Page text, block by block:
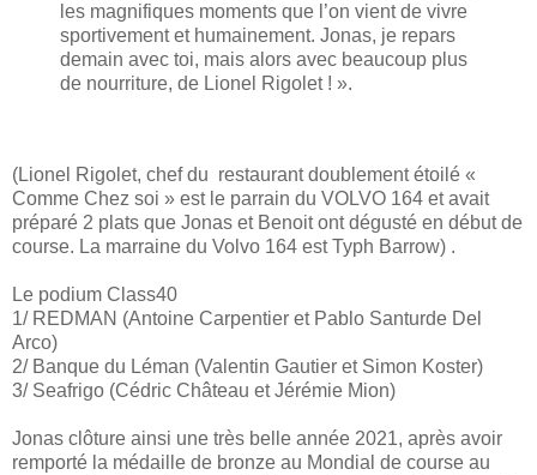
les magnifiques moments que l’on vient de vivre
sportivement et humainement. Jonas, je repars
demain avec toi, mais alors avec beaucoup plus
de nourriture, de Lionel Rigolet ! ».
(Lionel Rigolet, chef du restaurant doublement étoilé «
Comme Chez soi » est le parrain du VOLVO 164 et avait
préparé 2 plats que Jonas et Benoit ont dégusté en début de
course. La marraine du Volvo 164 est Typh Barrow) .
Le podium Class40
1/ REDMAN (Antoine Carpentier et Pablo Santurde Del
Arco)
2/ Banque du Léman (Valentin Gautier et Simon Koster)
3/ Seafrigo (Cédric Château et Jérémie Mion)
Jonas clôture ainsi une très belle année 2021, après avoir
remporté la médaille de bronze au Mondial de course au